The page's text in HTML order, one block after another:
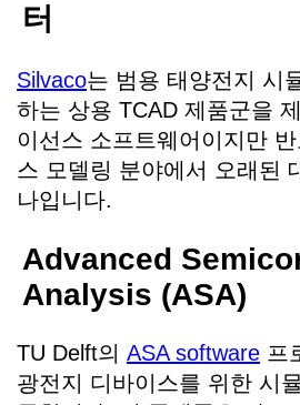
터
Silvaco는 범용 태양전지 시
하는 상용 TCAD 제품군을
이선스 소프트웨어이지만
스 모델링 분야에서 오래된
나입니다.
Advanced
Analysis (ASA)
TU Delft의 ASA software 프
광전지 디바이스를 위한 시